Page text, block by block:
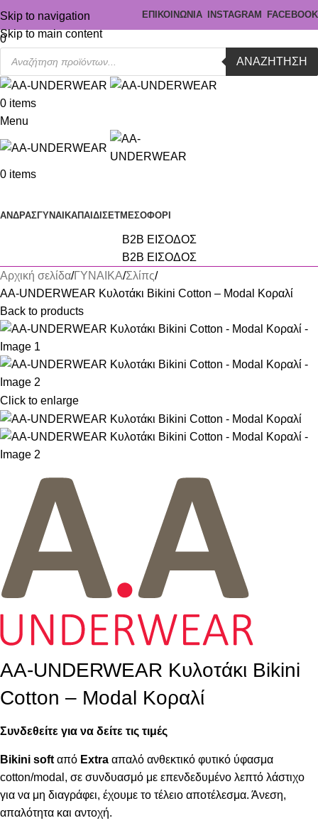
Skip to navigation
Skip to main content
ΕΠΙΚΟΙΝΩΝΙΑ INSTAGRAM FACEBOOK
0
ΑΝΑΖΉΤΗΣΗ
0 items
Menu
0 items
ΑΝΔΡΑΣΓΥΝΑΙΚΑΠΑΙΔΙ ΣΕΤΜΕΣΟΦΟΡΙ
B2B ΕΙΣΟΔΟΣ
B2B ΕΙΣΟΔΟΣ
Αρχική σελίδα ΓΥΝΑΙΚΑ Σλίπς
AA-UNDERWEAR Κυλοτάκι Bikini Cotton – Modal Κοραλί
Back to products
Click to enlarge
AA-UNDERWEAR Κυλοτάκι Bikini
Cotton – Modal Κοραλί
Συνδεθείτε για να δείτε τις τιμές
Bikini soft από Extra απαλό ανθεκτικό φυτικό ύφασμα
cotton/modal, σε συνδυασμό με επενδεδυμένο λεπτό λάστιχο
για να μη διαγράφει, έχουμε το τέλειο αποτέλεσμα. Άνεση,
απαλότητα και αντοχή.